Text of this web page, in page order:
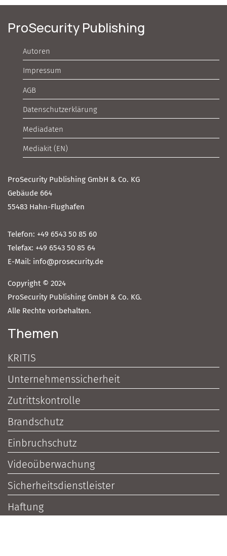
ProSecurity Publishing
Autoren
Impressum
AGB
Datenschutzerklärung
Mediadaten
Mediakit (EN)
ProSecurity Publishing GmbH & Co. KG
Gebäude 664
55483 Hahn-Flughafen
Telefon: +49 6543 50 85 60
Telefax: +49 6543 50 85 64
E-Mail: info@prosecurity.de
Copyright © 2024
ProSecurity Publishing GmbH & Co. KG.
Alle Rechte vorbehalten.
Themen
KRITIS
Unternehmenssicherheit
Zutrittskontrolle
Brandschutz
Einbruchschutz
Videoüberwachung
Sicherheitsdienstleister
Haftung